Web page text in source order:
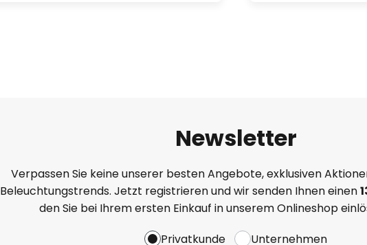
Newsletter
Verpassen Sie keine unserer besten Angebote, exklusiven
Beleuchtungstrends. Jetzt registrieren und wir senden Ihnen einen
den Sie bei Ihrem ersten Einkauf in unserem Onlineshop
Privatkunde
Unternehmen